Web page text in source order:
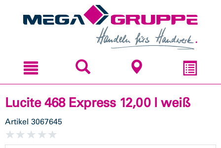
Lucite 468 Express 12,00 l weiß
Artikel 3067645